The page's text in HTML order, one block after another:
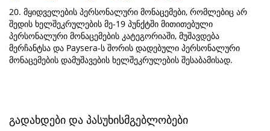
20. მყიდველების პერსონალური მონაცემები, რომლებიც არ
შედის ხელშეკრულების მე-19 პუნქტში მითითებული
პერსონალური მონაცემების კატეგორიაში, მუშავდება
მერჩანტსა და Paysera-ს შორის დადებული პერსონალური
მონაცემების დამუშავების ხელშეკრულების შესაბამისად.
გადახდები და პასუხისმგებლობები